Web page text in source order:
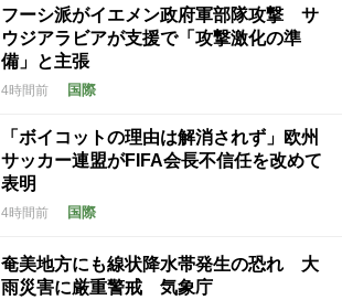
フーシ派がイエメン政府軍部隊攻撃 サ
ウジアラビアが支援で「攻撃激化の準
備」と主張
4時間前 国際
「ボイコットの理由は解消されず」欧州
サッカー連盟がFIFA会長不信任を改めて
表明
4時間前 国際
奄美地方にも線状降水帯発生の恐れ 大
雨災害に厳重警戒 気象庁